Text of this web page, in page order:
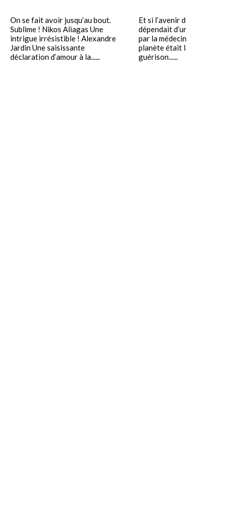
On se fait avoir jusqu’au bout.
Sublime ! Nikos Aliagas Une
intrigue irrésistible ! Alexandre
Jardin Une saisissante
déclaration d’amour à la......
Et si l’avenir de l’humanité
dépendait d’un enfant
par la médecine ? Et si
planète était la clé de sa
guérison......